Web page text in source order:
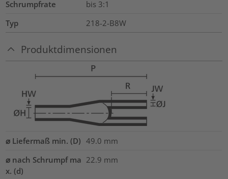
Schrumpfrate
bis 3:1
Typ
218-2-B8W
Produktdimensionen
⌀ Liefermaß min. (D) 49.0 mm
⌀ nach Schrumpf ma
x. (d)
22.9 mm